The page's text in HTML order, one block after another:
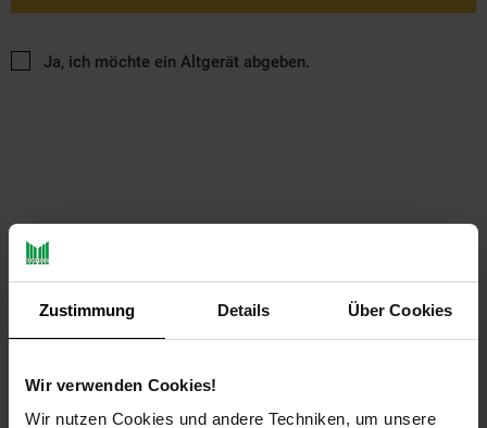
Zustimmung Details Über Cookies
Wir verwenden Cookies!
Wir nutzen Cookies und andere Techniken, um unsere
Ja, ich möchte ein Altgerät abgeben.
PAYBACK
Payback Punkte